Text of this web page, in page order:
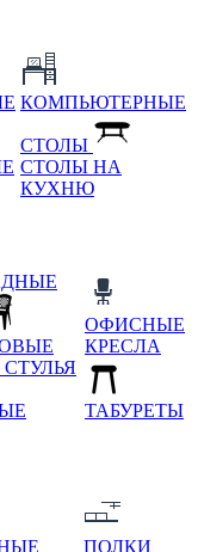
КОМПЬЮТЕРНЫЕ
СТОЛЫ
СТОЛЫ НА
КУХНЮ
ОФИСНЫЕ
КРЕСЛА
ТАБУРЕТЫ
ПОЛКИ